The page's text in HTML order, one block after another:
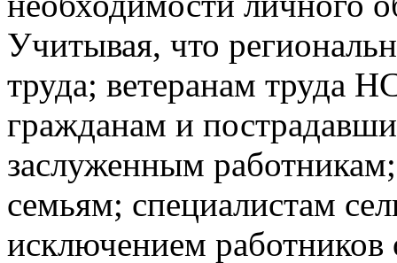
Учитывая, что
труда; ветеранам труда
гражданам и
заслуженным
семьям; специалистам
исключением работников